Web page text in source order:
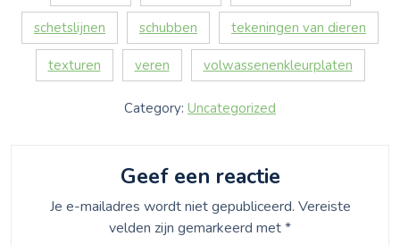
schetslijnen schubben tekeningen van dieren
texturen veren volwassenenkleurplaten
Category: Uncategorized
Geef een reactie
Je e-mailadres wordt niet gepubliceerd. Vereiste
velden zijn gemarkeerd met*